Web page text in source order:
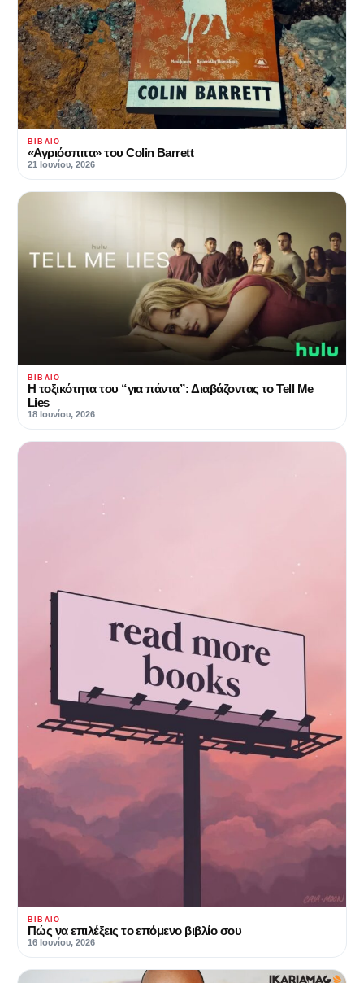
ΒΙΒΛΊΟ
«Αγριόσπιτα» του Colin Barrett
21 Ιουνίου, 2026
ΒΙΒΛΊΟ
Η τοξικότητα του “για πάντα”: Διαβάζοντας το Tell Me
Lies
18 Ιουνίου, 2026
ΒΙΒΛΊΟ
Πώς να επιλέξεις το επόμενο βιβλίο σου
16 Ιουνίου, 2026